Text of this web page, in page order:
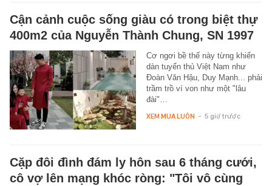
Cận cảnh cuộc sống giàu có trong biệt thự
400m2 của Nguyễn Thành Chung, SN 1997
Cơ ngơi bề thế này từng khiến
dàn tuyển thủ Việt Nam như
Đoàn Văn Hậu, Duy Mạnh... phải
trầm trồ ví von như một "lâu
đài"…
XEM MUA LUÔN - 5 giờ trước
Cặp đôi đình đám ly hôn sau 6 tháng cưới,
cô vợ lên mạng khóc ròng: "Tôi vô cùng